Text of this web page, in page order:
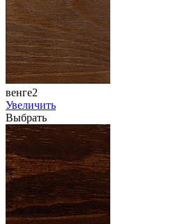
венге2
Увеличить
Выбрать